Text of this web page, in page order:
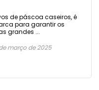
de páscoa caseiros, é
para garantir os
grandes ...
março de 2025